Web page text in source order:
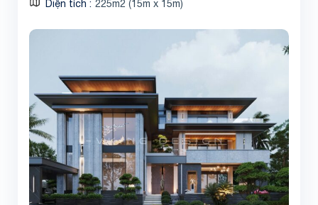
Diện tích 225m2 (15m x 15m)